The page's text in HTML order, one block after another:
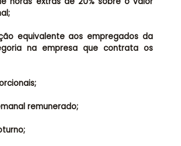
equivalente aos empregados da
na empresa que contrata os
remunerado;